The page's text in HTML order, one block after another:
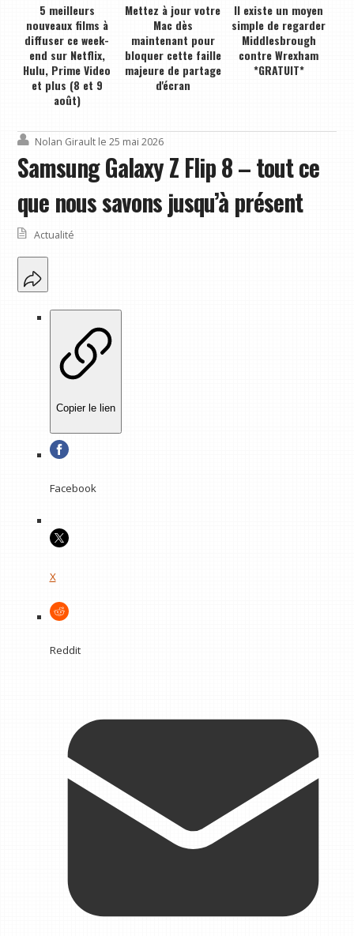
5 meilleurs
nouveaux films à
diffuser ce week-
end sur Netflix,
Hulu, Prime Video
et plus (8 et 9
août)
Mettez à jour votre
Mac dès
maintenant pour
bloquer cette faille
majeure de partage
d'écran
Il existe un moyen
simple de regarder
Middlesbrough
contre Wrexham
*GRATUIT*
Nolan Girault le 25 mai 2026
Samsung Galaxy Z Flip 8 – tout ce
que nous savons jusqu’à présent
Actualité
Copier le lien
Facebook
X
Reddit